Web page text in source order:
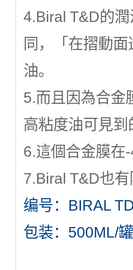
4.Biral T&D的
同，「在摺動
油。
5.而且因為合金
高粘度油可見
6.這個合金膜
7.Biral T&D也
编号：BIRAL
包装：500ML/